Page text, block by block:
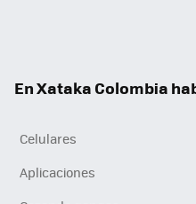
En Xataka Colombia
Celulares
Aplicaciones